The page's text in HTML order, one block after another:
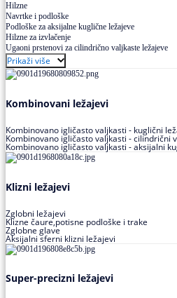
Hilzne
Navrtke i podloške
Podloške za aksijalne kuglične ležajeve
Hilzne za izvlačenje
Ugaoni prstenovi za cilindrično valjkaste ležajeve
Prikaži više
Kombinovani ležajevi
Kombinovano igličasto valjkasti - kuglični
Kombinovano igličasto valjkasti - cilindrični
Kombinovano igličasto valjkasti - aksijalni
Klizni ležajevi
Zglobni ležajevi
Klizne čaure,potisne podloške i trake
Zglobne glave
Aksijalni sferni klizni ležajevi
Super-precizni ležajevi